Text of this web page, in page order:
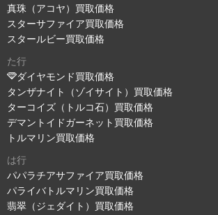
真珠（アコヤ）買取価格
スターサファイア買取価格
スタールビー買取価格
た行
ダイヤモンド買取価格
タンザナイト（ゾイサイト）買取価格
ターコイズ（トルコ石）買取価格
デマントイドガーネット買取価格
トルマリン買取価格
は行
パパラチアサファイア買取価格
パライバトルマリン買取価格
翡翠（ジェダイト）買取価格